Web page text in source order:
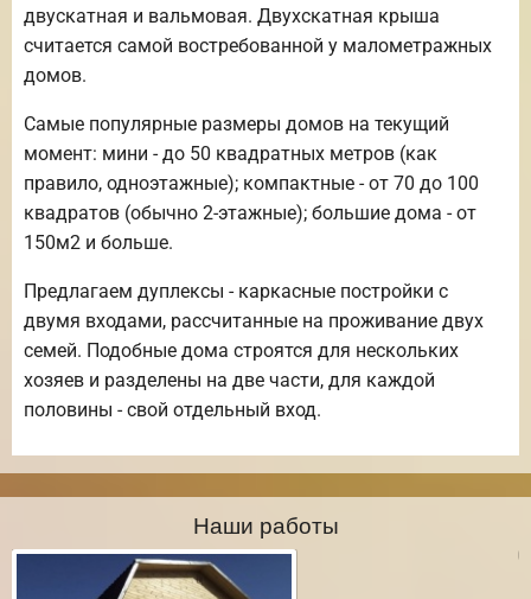
двускатная и вальмовая. Двухскатная крыша
считается самой востребованной у малометражных
домов.
Самые популярные размеры домов на текущий
момент: мини - до 50 квадратных метров (как
правило, одноэтажные); компактные - от 70 до 100
квадратов (обычно 2-этажные); большие дома - от
150м2 и больше.
Предлагаем дуплексы - каркасные постройки с
двумя входами, рассчитанные на проживание двух
семей. Подобные дома строятся для нескольких
хозяев и разделены на две части, для каждой
половины - свой отдельный вход.
Наши работы